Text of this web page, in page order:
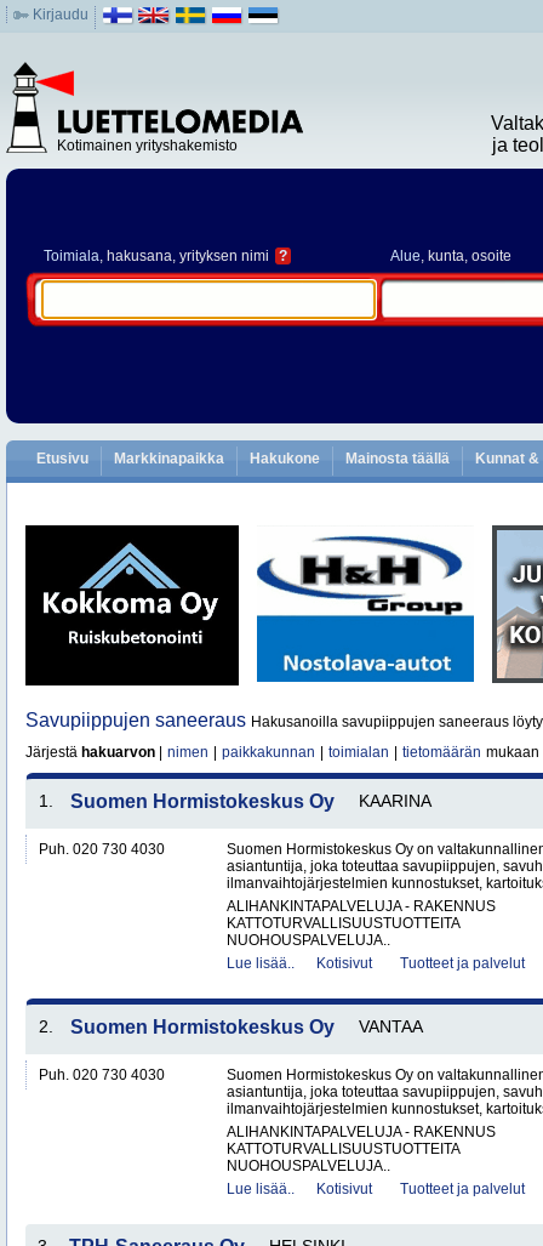
Kirjaudu
Kotimainen yrityshakemisto
ja
Toimiala, hakusana, yrityksen nimi ? Alue, kunta, osoite
Etusivu Markkinapaikka Hakukone Mainosta täällä Kunnat
Savupiippujen saneeraus Hakusanoilla savupiippujen saneeraus
Järjestä hakuarvon nimen paikkakunnan toimialan tietomäärän mukaan
1. Suomen Hormistokeskus Oy KAARINA
Puh. 020 730 4030
Suomen Hormistokeskus Oy on
asiantuntija, joka toteuttaa savupiippujen,
ilmanvaihtojärjestelmien kunnostukset,
ALIHANKINTAPALVELUJA - RAKENNUS
KATTOTURVALLISUUSTUOTTEITA
NUOHOUSPALVELUJA..
Lue lisää..
Kotisivut Tuotteet ja palvelut
2. Suomen Hormistokeskus Oy VANTAA
Puh. 020 730 4030
Suomen Hormistokeskus Oy on
asiantuntija, joka toteuttaa savupiippujen,
ilmanvaihtojärjestelmien kunnostukset,
ALIHANKINTAPALVELUJA - RAKENNUS
KATTOTURVALLISUUSTUOTTEITA
NUOHOUSPALVELUJA..
Lue lisää..
Kotisivut Tuotteet ja palvelut